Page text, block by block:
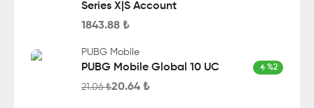
Series X|S Account
1843.88 ₺
PUBG Mobile
PUBG Mobile Global 10 UC %2
21.06₺20.64 ₺